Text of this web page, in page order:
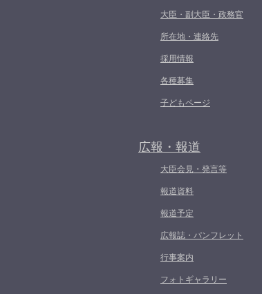
大臣・副大臣・政務官
所在地・連絡先
採用情報
各種募集
子どもページ
広報・報道
大臣会見・発言等
報道資料
報道予定
広報誌・パンフレット
行事案内
フォトギャラリー